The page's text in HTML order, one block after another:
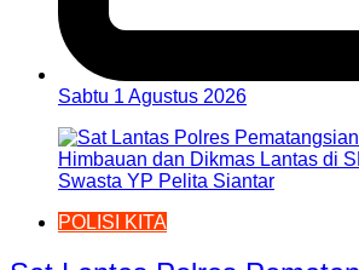
Sabtu 1 Agustus 2026
POLISI KITA